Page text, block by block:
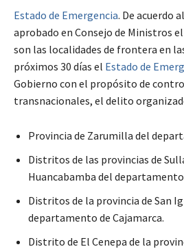
Estado de Emergencia. De acuerdo
aprobado en Consejo de Ministros
son las localidades de frontera en
próximos 30 días el Estado de
Gobierno con el propósito de
transnacionales, el delito
Provincia de Zarumilla del
Distritos de las provincias de
Huancabamba del departamento
Distritos de la provincia de San
departamento de Cajamarca.
Distrito de El Cenepa de la